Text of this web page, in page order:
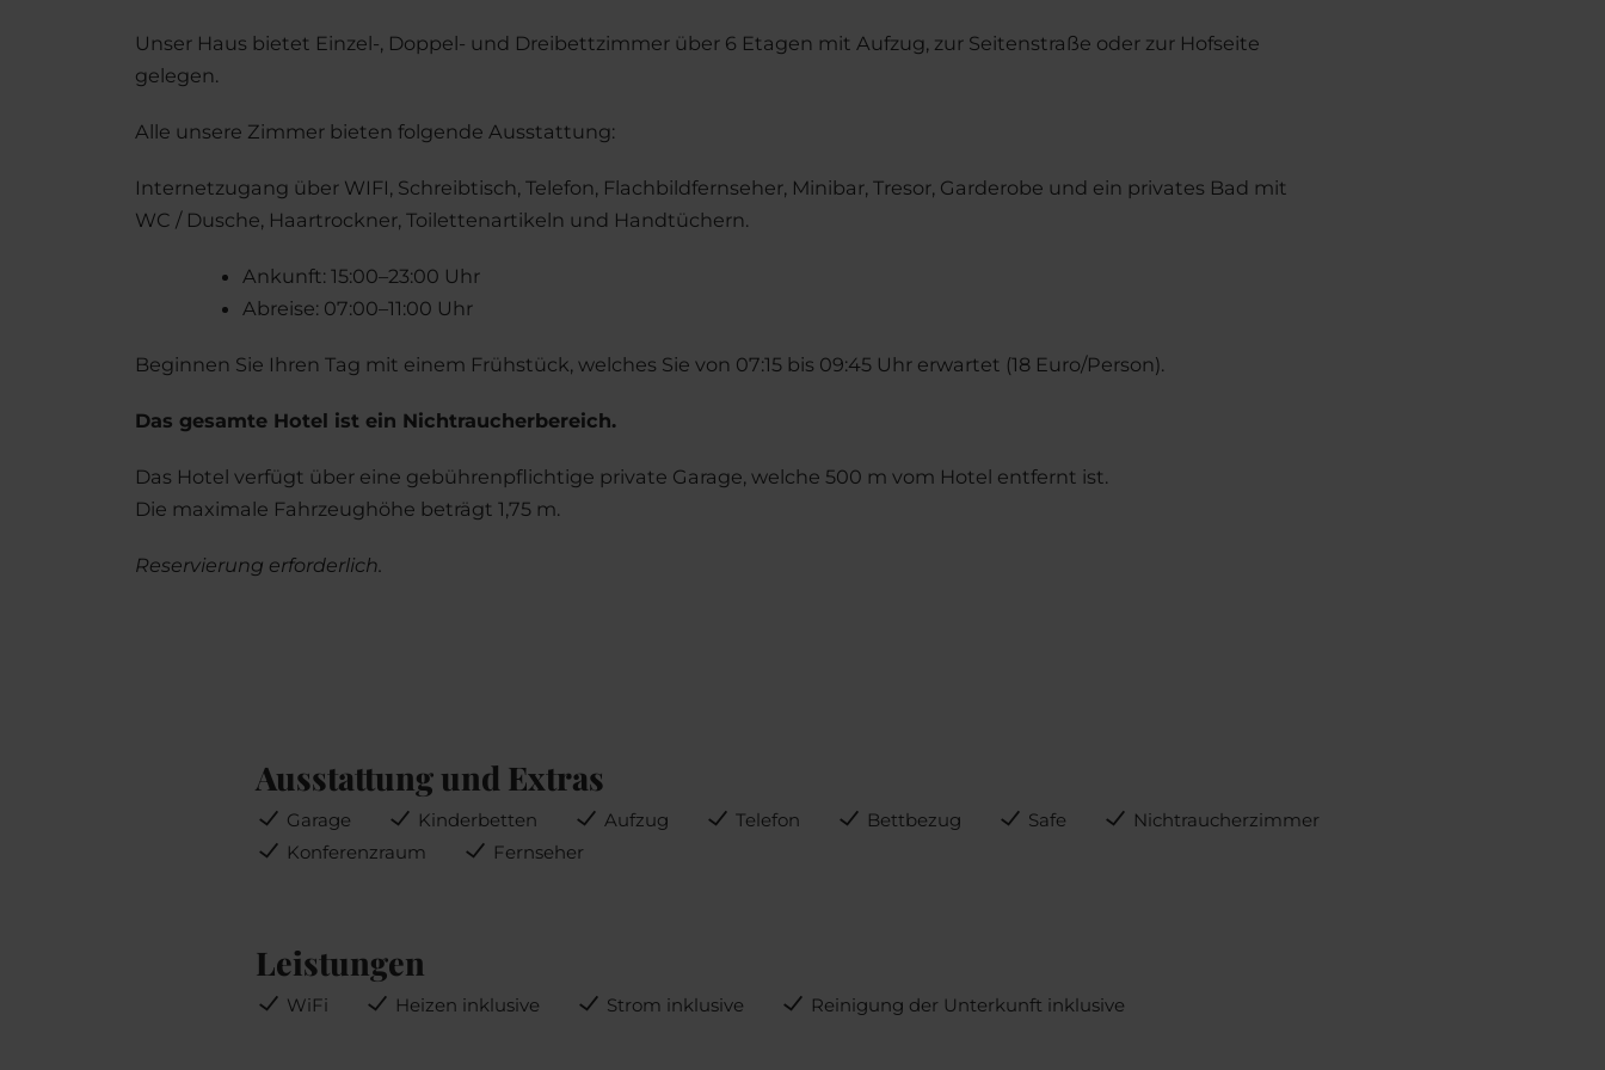
Unser Haus bietet Einzel-, Doppel- und Dreibettzimmer über 6 Etagen mit Aufzug, zur Seitenstraße oder zur Hofseite
gelegen.
Alle unsere Zimmer bieten folgende Ausstattung:
Internetzugang über WIFI, Schreibtisch, Telefon, Flachbildfernseher, Minibar, Tresor, Garderobe und ein privates Bad mit
WC / Dusche, Haartrockner, Toilettenartikeln und Handtüchern.
Ankunft: 15:00–23:00 Uhr
Abreise: 07:00–11:00 Uhr
Beginnen Sie Ihren Tag mit einem Frühstück, welches Sie von 07:15 bis 09:45 Uhr erwartet (18 Euro/Person).
Das gesamte Hotel ist ein Nichtraucherbereich.
Das Hotel verfügt über eine gebührenpflichtige private Garage, welche 500 m vom Hotel entfernt ist.
Die maximale Fahrzeughöhe beträgt 1,75 m.
Reservierung erforderlich.
Ausstattung und Extras
Garage Kinderbetten Aufzug Telefon Bettbezug Safe
Nichtraucherzimmer
Konferenzraum
Fernseher
Leistungen
WiFi Heizen inklusive Strom inklusive Reinigung der Unterkunft inklusive